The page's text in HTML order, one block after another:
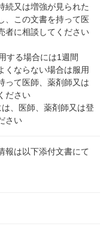
続又は増強が見られた
、この文書を持って医
者に相談してください
する場合には1週間
くならない場合は服用
って医師、薬剤師又は
ださい
、医師、薬剤師又は登
さい
報は以下添付文書にて